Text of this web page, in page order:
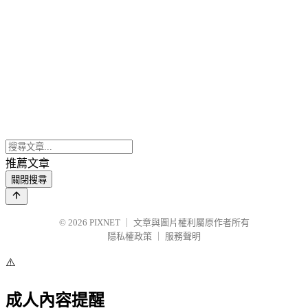
推薦文章
關閉搜尋
© 2026 PIXNET
文章與圖片權利屬原作者所有
隱私權政策
服務聲明
⚠️
成人內容提醒